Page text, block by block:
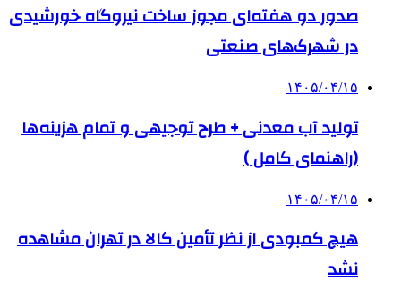
صدور دو هفته‌ای مجوز ساخت نیروگاه خورشیدی
در شهرک‌های صنعتی
۱۴۰۵/۰۴/۱۵
تولید آب معدنی + طرح توجیهی و تمام هزینه‌ها
(راهنمای کامل )
۱۴۰۵/۰۴/۱۵
هیچ کمبودی از نظر تأمین کالا در تهران مشاهده
نشد